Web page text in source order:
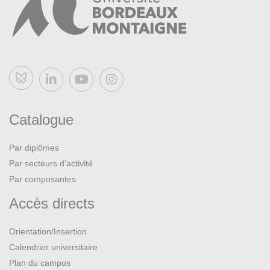
Bluesky
Catalogue
Par diplômes
Par secteurs d’activité
Par composantes
Accès directs
Orientation/Insertion
Calendrier universitaire
Plan du campus